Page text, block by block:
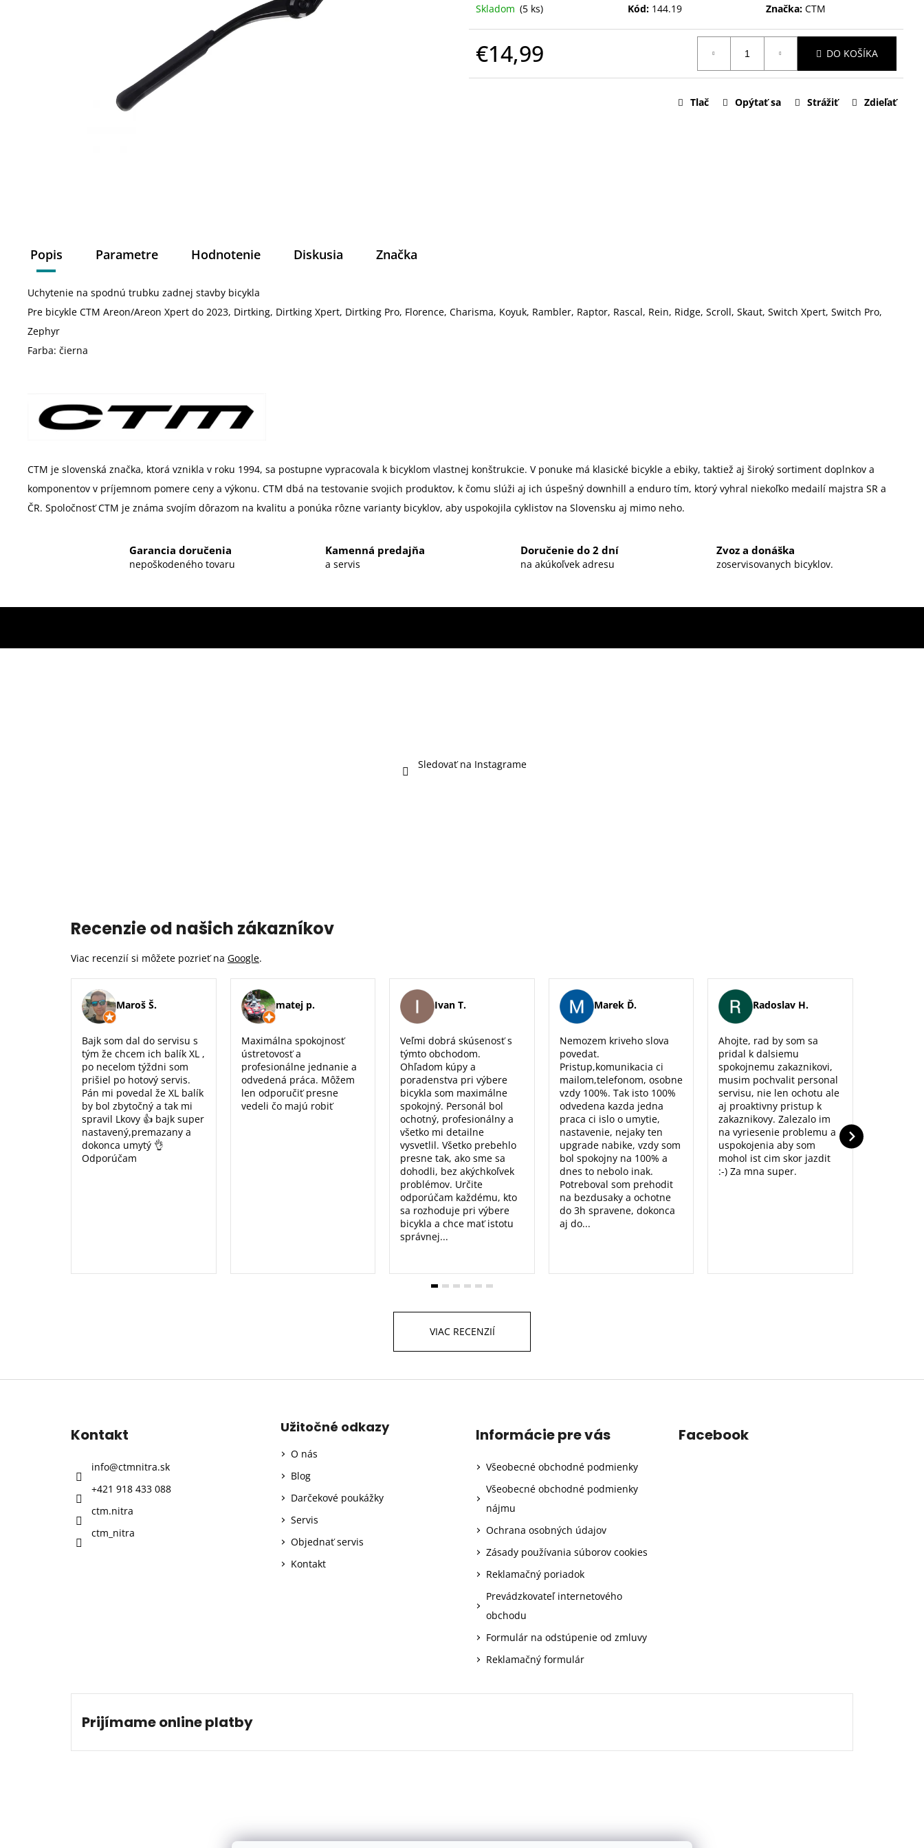
Skladom (5 ks) Kód: 144.19 Značka:CTM
€14,99 DO KOŠÍKA
Tlač Opýtať sa Strážiť Zdieľať
Popis Parametre Hodnotenie Diskusia Značka
Uchytenie na spodnú trubku zadnej stavby bicykla
Pre bicykle CTM Areon/Areon Xpert do 2023, Dirtking, Dirtking Xpert, Dirtking Pro, Florence, Charisma, Koyuk, Rambler, Raptor, Rascal, Rein, Ridge, Scroll, Skaut, Switch Xpert, Switch Pro,
Zephyr
Farba: čierna
CTM je slovenská značka, ktorá vznikla v roku 1994, sa postupne vypracovala k bicyklom vlastnej konštrukcie. V ponuke má klasické bicykle a ebiky, taktiež aj široký sortiment doplnkov a
komponentov v príjemnom pomere ceny a výkonu. CTM dbá na testovanie svojich produktov, k čomu slúži aj ich úspešný downhill a enduro tím, ktorý vyhral niekoľko medailí majstra SR a
ČR. Spoločnosť CTM je známa svojím dôrazom na kvalitu a ponúka rôzne varianty bicyklov, aby uspokojila cyklistov na Slovensku aj mimo neho.
Garancia doručenia
nepoškodeného tovaru
Kamenná predajňa
a servis
Doručenie do 2 dní
na akúkoľvek adresu
Zvoz a donáška
zoservisovanych bicyklov.
Sledovať na Instagrame
Recenzie od našich zákazníkov
Viac recenzií si môžete pozrieť na Google.
Maroš Š.
Bajk som dal do servisu s
tým že chcem ich balík XL ,
po necelom týždni som
prišiel po hotový servis.
Pán mi povedal že XL balík
by bol zbytočný a tak mi
spravil Lkovy 👍 bajk super
nastavený,premazany a
dokonca umytý 👌
Odporúčam
matej p.
Maximálna spokojnosť
ústretovosť a
profesionálne jednanie a
odvedená práca. Môžem
len odporučiť presne
vedeli čo majú robiť
Ivan T.
Veľmi dobrá skúsenosť s
týmto obchodom.
Ohľadom kúpy a
poradenstva pri výbere
bicykla som maximálne
spokojný. Personál bol
ochotný, profesionálny a
všetko mi detailne
vysvetlil. Všetko prebehlo
presne tak, ako sme sa
dohodli, bez akýchkoľvek
problémov. Určite
odporúčam každému, kto
sa rozhoduje pri výbere
bicykla a chce mať istotu
správnej...
Marek Ď.
Nemozem kriveho slova
povedat.
Pristup,komunikacia ci
mailom,telefonom, osobne
vzdy 100%. Tak isto 100%
odvedena kazda jedna
praca ci islo o umytie,
nastavenie, nejaky ten
upgrade nabike, vzdy som
bol spokojny na 100% a
dnes to nebolo inak.
Potreboval som prehodit
na bezdusaky a ochotne
do 3h spravene, dokonca
aj do...
Radoslav H.
Ahojte, rad by som sa
pridal k dalsiemu
spokojnemu zakaznikovi,
musim pochvalit personal
servisu, nie len ochotu ale
aj proaktivny pristup k
zakaznikovy. Zalezalo im
na vyriesenie problemu a
uspokojenia aby som
mohol ist cim skor jazdit
:-) Za mna super.
VIAC RECENZIÍ
Kontakt
info@ctmnitra.sk
+421 918 433 088
ctm.nitra
ctm_nitra
Užitočné odkazy
O nás
Blog
Darčekové poukážky
Servis
Objednať servis
Kontakt
Informácie pre vás
Všeobecné obchodné podmienky
Všeobecné obchodné podmienky
nájmu
Ochrana osobných údajov
Zásady používania súborov cookies
Reklamačný poriadok
Prevádzkovateľ internetového
obchodu
Formulár na odstúpenie od zmluvy
Reklamačný formulár
Facebook
Prijímame online platby